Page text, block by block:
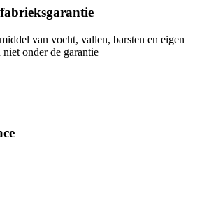
van vocht, vallen, barsten en eigen
onder de garantie